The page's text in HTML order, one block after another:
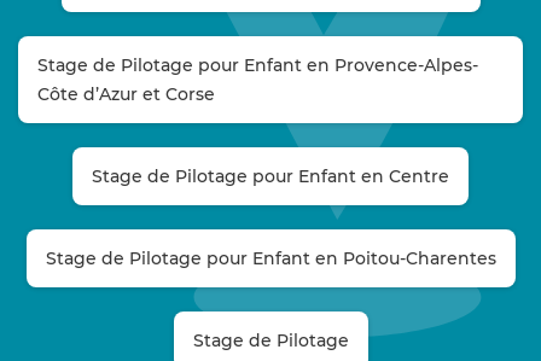
Stage de Pilotage pour Enfant en Provence-Alpes-
Côte d’Azur et Corse
Stage de Pilotage pour Enfant en Centre
Stage de Pilotage pour Enfant en Poitou-Charentes
Stage de Pilotage